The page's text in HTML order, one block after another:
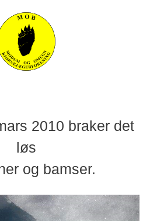
2010 braker det
løs
og bamser.